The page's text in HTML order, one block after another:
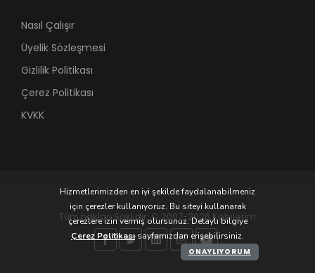
Nasıl Çalışır
Üyelik Sözleşmesi
Gizlilik Politikası
Çerez Politikası
KVKK
Tüm hakları Saklıdır. © 2007-2026 Kobilerim
Hizmetlerimizden en iyi şekilde faydalanabilmeniz
için çerezler kullanıyoruz. Bu siteyi kullanarak
çerezlere izin vermiş olursunuz. Detaylı bilgiye
Çerez Politikasısayfamızdan erişebilirsiniz.
ONAYLIYORUM